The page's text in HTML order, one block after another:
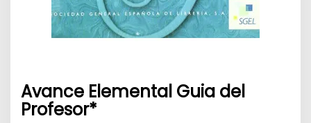
Avance Elemental Guia del
Profesor*